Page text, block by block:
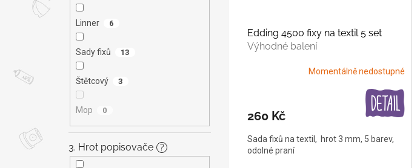
Linner 6
Sady fixů 13
Štětcový 3
Mop 0
3. Hrot popisovače ?
Edding 4500 fixy na textil 5 set
Výhodné balení
Momentálně nedostupné
260 Kč
Sada fixů na textil, hrot 3 mm, 5 barev,
odolné praní